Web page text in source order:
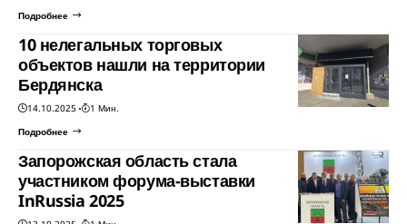
Подробнее
10 нелегальных торговых
объектов нашли на территории
Бердянска
14.10.2025
1 Мин.
Подробнее
Запорожская область стала
участником форума-выставки
InRussia 2025